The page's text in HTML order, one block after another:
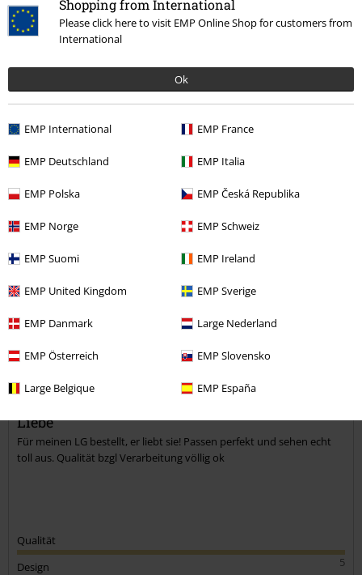
Shopping from International
Please click here to visit EMP Online Shop for customers from
International
Ok
EMP International EMP France
EMP Deutschland EMP Italia
EMP Polska EMP Česká Republika
EMP Norge EMP Schweiz
EMP Suomi EMP Ireland
EMP United Kingdom EMP Sverige
EMP Danmark Large Nederland
EMP Österreich EMP Slovensko
Large Belgique EMP España
Fersenbereich gebrochen, Stoff an mehreren Stellen eingerissen
oder von der Verbindung zur Sohle gelöst. Mehr als 40€ für Schuhe
die netto nicht mal 6 Monate normalen Gebrauch aushalten, nicht
Mehr lesen
2
Design
5
Passform
War diese Bewertung hilfreich für dich?
Geschrieben am: Sonntag, 14.04.2024
Gekaufte Größe: 46
Liebe
Für meinen LG bestellt, er liebt sie! Passen perfekt und sehen echt
toll aus. Qualität bzgl Verarbeitung völlig ok
Qualität
5
Design